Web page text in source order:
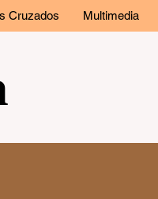
Cruzados Multimedia